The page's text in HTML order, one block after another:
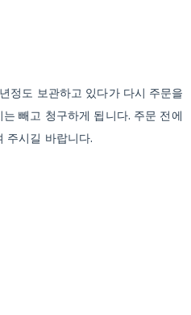
정도 보관하고 있다가 다시 주문을
빼고 청구하게 됩니다. 주문 전에
주시길 바랍니다.